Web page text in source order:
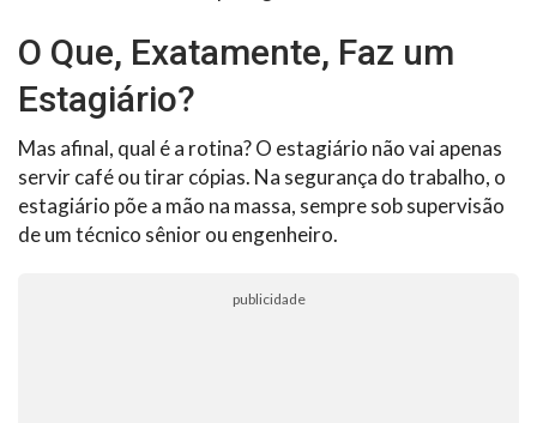
O Que, Exatamente, Faz um
Estagiário?
Mas afinal, qual é a rotina? O estagiário não vai apenas
servir café ou tirar cópias. Na segurança do trabalho, o
estagiário põe a mão na massa, sempre sob supervisão
de um técnico sênior ou engenheiro.
publicidade